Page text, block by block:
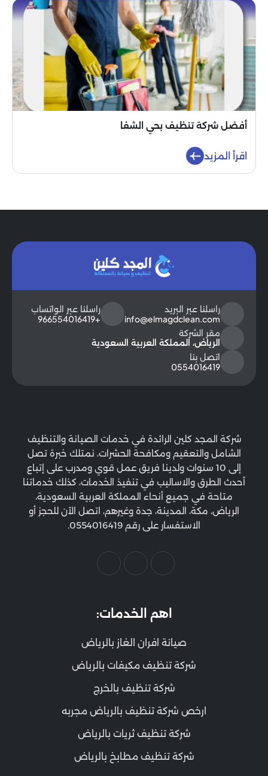
أفضل شركة تنظيف بحي الشفا
اقرأ المزيد
راسلنا عبر البريد
info@elmagdclean.com
راسلنا عبر الواتساب
+966554016419
مقر الشركة
الرياض، المملكة العربية السعودية
اتصل بنا
0554016419
شركة المجد كلين الرائدة في خدمات الصيانة والتنظيف
الشامل والتعقيم ومكافحة الحشرات، نمتلك خبرة تصل
إلى 10 سنوات ولدينا فريق عمل قوي ومدرب على إتباع
أحدث الطرق والاساليب في تنفيذ الخدمات، كذلك خدماتنا
متاحة في جميع أنحاء المملكة العربية السعودية،
الرياض، مكة، المدينة، جدة وغيرهم، اتصل الآن للحجز أو
الاستفسار على رقم 0554016419.
اهم الخدمات:
صيانة افران الغاز بالرياض
شركة تنظيف مكيفات بالرياض
شركة تنظيف بالخرج
ارخص شركة تنظيف بالرياض مجربه
شركة تنظيف ثريات بالرياض
شركة تنظيف مطابخ بالرياض